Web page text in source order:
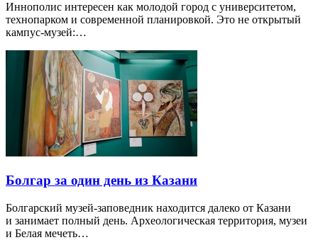
Иннополис интересен как молодой город с университетом,
технопарком и современной планировкой. Это не открытый
кампус-музей:…
Болгар за один день из Казани
Болгарский музей-заповедник находится далеко от Казани
и занимает полный день. Археологическая территория, музеи
и Белая мечеть…